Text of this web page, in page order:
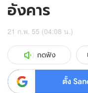
อังคาร
21 ก.พ. 55 (04:08 น.)
กดฟัง
ตั้ง